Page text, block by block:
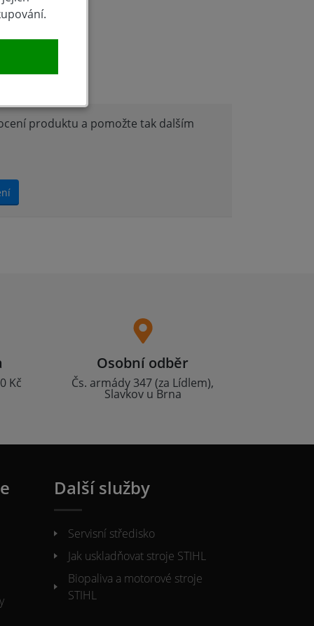
produktu a pomožte tak dalším
Kč
Osobní odběr
Čs. armády 347 (za Lídlem),
Slavkov u Brna
Další služby
Servisní středisko
Jak uskladňovat stroje STIHL
Biopaliva a motorové stroje
STIHL